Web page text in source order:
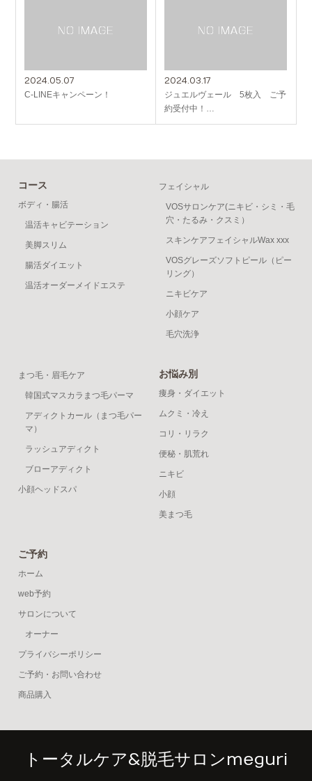
2024.05.07
C-LINEキャンペーン！
2024.03.17
ジュエルヴェール 5枚入 ご予
約受付中！…
コース
ボディ・腸活
温活キャビテーション
美脚スリム
腸活ダイエット
温活オーダーメイドエステ
フェイシャル
VOSサロンケア(ニキビ・シミ・毛
穴・たるみ・クスミ）
スキンケアフェイシャルWax xxx
VOSグレーズソフトピール（ピー
リング）
ニキビケア
小顔ケア
毛穴洗浄
まつ毛・眉毛ケア
韓国式マスカラまつ毛パーマ
アディクトカール（まつ毛パー
マ）
ラッシュアディクト
ブローアディクト
小顔ヘッドスパ
お悩み別
痩身・ダイエット
ムクミ・冷え
コリ・リラク
便秘・肌荒れ
ニキビ
小顔
美まつ毛
ご予約
ホーム
web予約
サロンについて
オーナー
プライバシーポリシー
ご予約・お問い合わせ
商品購入
トータルケア&脱毛サロンmeguri